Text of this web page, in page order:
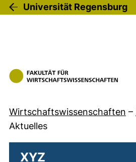
Universität Regensburg
Wirtschaftswissenschaften –
Aktuelles
XYZ